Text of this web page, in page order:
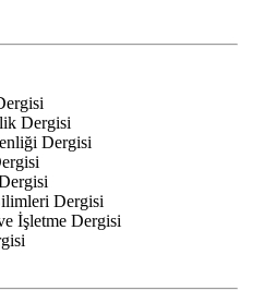
Dergisi
Dergisi
Dergisi
İşletme Dergisi